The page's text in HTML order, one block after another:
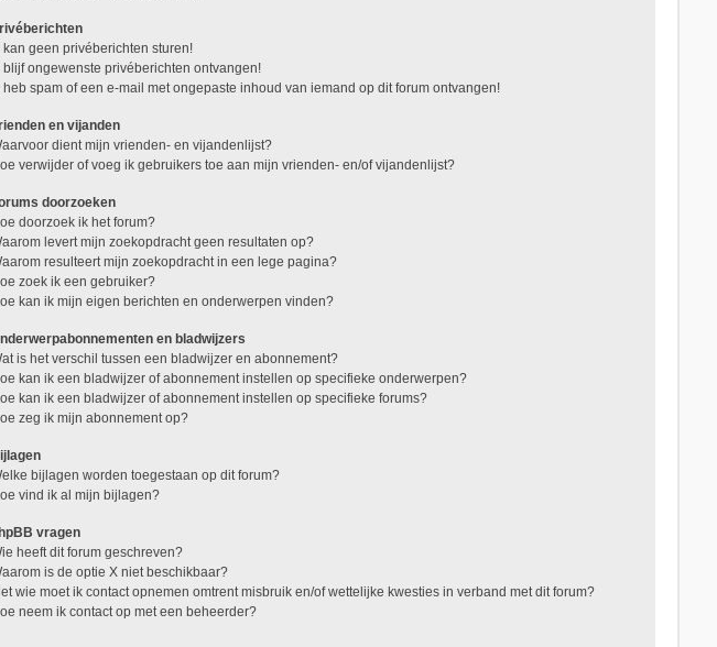
kan geen privéberichten sturen!
blijf ongewenste privéberichten ontvangen!
heb spam of een e-mail met ongepaste inhoud van iemand op dit forum ontvangen!
en vijanden
dient mijn vrienden- en vijandenlijst?
verwijder of voeg ik gebruikers toe aan mijn vrienden- en/of vijandenlijst?
doorzoeken
doorzoek ik het forum?
levert mijn zoekopdracht geen resultaten op?
resulteert mijn zoekopdracht in een lege pagina?
zoek ik een gebruiker?
kan ik mijn eigen berichten en onderwerpen vinden?
en bladwijzers
is het verschil tussen een bladwijzer en abonnement?
kan ik een bladwijzer of abonnement instellen op specifieke onderwerpen?
kan ik een bladwijzer of abonnement instellen op specifieke forums?
zeg ik mijn abonnement op?
bijlagen worden toegestaan op dit forum?
vind ik al mijn bijlagen?
vragen
heeft dit forum geschreven?
is de optie X niet beschikbaar?
wie moet ik contact opnemen omtrent misbruik en/of wettelijke kwesties in verband met dit forum?
neem ik contact op met een beheerder?